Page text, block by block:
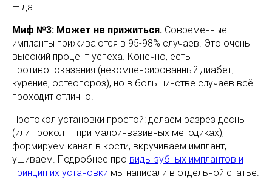
— да.
Миф №3: Может не прижиться. Современные
импланты приживаются в 95-98% случаев. Это очень
высокий процент успеха. Конечно, есть
противопоказания (некомпенсированный диабет,
курение, остеопороз), но в большинстве случаев всё
проходит отлично.
Протокол установки простой: делаем разрез десны
(или прокол — при малоинвазивных методиках),
формируем канал в кости, вкручиваем имплант,
ушиваем. Подробнее про виды зубных имплантов и
принцип их установки мы написали в отдельной статье.